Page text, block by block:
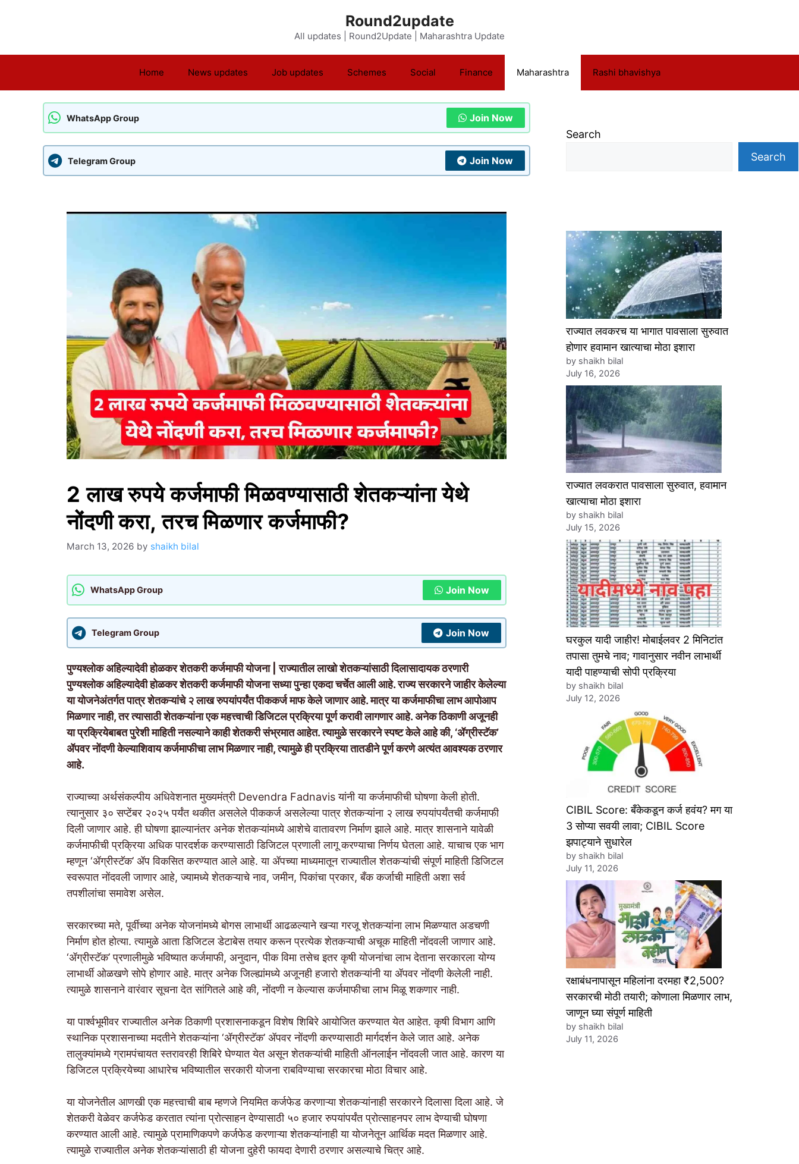
Round2update
All updates | Round2Update | Maharashtra Update
Home News updates Job updates Schemes Social Finance Maharashtra Rashi bhavishya
WhatsApp Group Join Now
Telegram Group Join Now
2 लाख रुपये कर्जमाफी मिळवण्यासाठी शेतकऱ्यांना येथे
नोंदणी करा, तरच मिळणार कर्जमाफी?
March 13, 2026 by shaikh bilal
WhatsApp Group Join Now
Telegram Group Join Now
पुण्यश्लोक अहिल्यादेवी होळकर शेतकरी कर्जमाफी योजना | राज्यातील लाखो शेतकऱ्यांसाठी दिलासादायक ठरणारी
पुण्यश्लोक अहिल्यादेवी होळकर शेतकरी कर्जमाफी योजना सध्या पुन्हा एकदा चर्चेत आली आहे. राज्य सरकारने जाहीर केलेल्या
या योजनेअंतर्गत पात्र शेतकऱ्यांचे २ लाख रुपयांपर्यंत पीककर्ज माफ केले जाणार आहे. मात्र या कर्जमाफीचा लाभ आपोआप
मिळणार नाही, तर त्यासाठी शेतकऱ्यांना एक महत्त्वाची डिजिटल प्रक्रिया पूर्ण करावी लागणार आहे. अनेक ठिकाणी अजूनही
या प्रक्रियेबाबत पुरेशी माहिती नसल्याने काही शेतकरी संभ्रमात आहेत. त्यामुळे सरकारने स्पष्ट केले आहे की, ‘ॲग्रीस्टॅक’
ॲपवर नोंदणी केल्याशिवाय कर्जमाफीचा लाभ मिळणार नाही, त्यामुळे ही प्रक्रिया तातडीने पूर्ण करणे अत्यंत आवश्यक ठरणार
आहे.
राज्याच्या अर्थसंकल्पीय अधिवेशनात मुख्यमंत्री Devendra Fadnavis यांनी या कर्जमाफीची घोषणा केली होती.
त्यानुसार ३० सप्टेंबर २०२५ पर्यंत थकीत असलेले पीककर्ज असलेल्या पात्र शेतकऱ्यांना २ लाख रुपयांपर्यंतची कर्जमाफी
दिली जाणार आहे. ही घोषणा झाल्यानंतर अनेक शेतकऱ्यांमध्ये आशेचे वातावरण निर्माण झाले आहे. मात्र शासनाने यावेळी
कर्जमाफीची प्रक्रिया अधिक पारदर्शक करण्यासाठी डिजिटल प्रणाली लागू करण्याचा निर्णय घेतला आहे. याचाच एक भाग
म्हणून ‘ॲग्रीस्टॅक’ ॲप विकसित करण्यात आले आहे. या ॲपच्या माध्यमातून राज्यातील शेतकऱ्यांची संपूर्ण माहिती डिजिटल
स्वरूपात नोंदवली जाणार आहे, ज्यामध्ये शेतकऱ्याचे नाव, जमीन, पिकांचा प्रकार, बँक कर्जाची माहिती अशा सर्व
तपशीलांचा समावेश असेल.
सरकारच्या मते, पूर्वीच्या अनेक योजनांमध्ये बोगस लाभार्थी आढळल्याने खऱ्या गरजू शेतकऱ्यांना लाभ मिळण्यात अडचणी
निर्माण होत होत्या. त्यामुळे आता डिजिटल डेटाबेस तयार करून प्रत्येक शेतकऱ्याची अचूक माहिती नोंदवली जाणार आहे.
‘ॲग्रीस्टॅक’ प्रणालीमुळे भविष्यात कर्जमाफी, अनुदान, पीक विमा तसेच इतर कृषी योजनांचा लाभ देताना सरकारला योग्य
लाभार्थी ओळखणे सोपे होणार आहे. मात्र अनेक जिल्ह्यांमध्ये अजूनही हजारो शेतकऱ्यांनी या ॲपवर नोंदणी केलेली नाही.
त्यामुळे शासनाने वारंवार सूचना देत सांगितले आहे की, नोंदणी न केल्यास कर्जमाफीचा लाभ मिळू शकणार नाही.
या पार्श्वभूमीवर राज्यातील अनेक ठिकाणी प्रशासनाकडून विशेष शिबिरे आयोजित करण्यात येत आहेत. कृषी विभाग आणि
स्थानिक प्रशासनाच्या मदतीने शेतकऱ्यांना ‘ॲग्रीस्टॅक’ ॲपवर नोंदणी करण्यासाठी मार्गदर्शन केले जात आहे. अनेक
तालुक्यांमध्ये ग्रामपंचायत स्तरावरही शिबिरे घेण्यात येत असून शेतकऱ्यांची माहिती ऑनलाईन नोंदवली जात आहे. कारण या
डिजिटल प्रक्रियेच्या आधारेच भविष्यातील सरकारी योजना राबविण्याचा सरकारचा मोठा विचार आहे.
या योजनेतील आणखी एक महत्त्वाची बाब म्हणजे नियमित कर्जफेड करणाऱ्या शेतकऱ्यांनाही सरकारने दिलासा दिला आहे. जे
शेतकरी वेळेवर कर्जफेड करतात त्यांना प्रोत्साहन देण्यासाठी ५० हजार रुपयांपर्यंत प्रोत्साहनपर लाभ देण्याची घोषणा
करण्यात आली आहे. त्यामुळे प्रामाणिकपणे कर्जफेड करणाऱ्या शेतकऱ्यांनाही या योजनेतून आर्थिक मदत मिळणार आहे.
त्यामुळे राज्यातील अनेक शेतकऱ्यांसाठी ही योजना दुहेरी फायदा देणारी ठरणार असल्याचे चित्र आहे.
Search
Search
राज्यात लवकरच या भागात पावसाला सुरुवात
होणार हवामान खात्याचा मोठा इशारा
by shaikh bilal
July 16, 2026
राज्यात लवकरात पावसाला सुरुवात, हवामान
खात्याचा मोठा इशारा
by shaikh bilal
July 15, 2026
घरकुल यादी जाहीर! मोबाईलवर 2 मिनिटांत
तपासा तुमचे नाव; गावानुसार नवीन लाभार्थी
यादी पाहण्याची सोपी प्रक्रिया
by shaikh bilal
July 12, 2026
CIBIL Score: बँकेकडून कर्ज हवंय? मग या
3 सोप्या सवयी लावा; CIBIL Score
झपाट्याने सुधारेल
by shaikh bilal
July 11, 2026
रक्षाबंधनापासून महिलांना दरमहा ₹2,500?
सरकारची मोठी तयारी; कोणाला मिळणार लाभ,
जाणून घ्या संपूर्ण माहिती
by shaikh bilal
July 11, 2026